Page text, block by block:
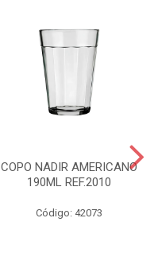
COPO NADIR AMERICANO
190ML REF.2010
Código: 42073